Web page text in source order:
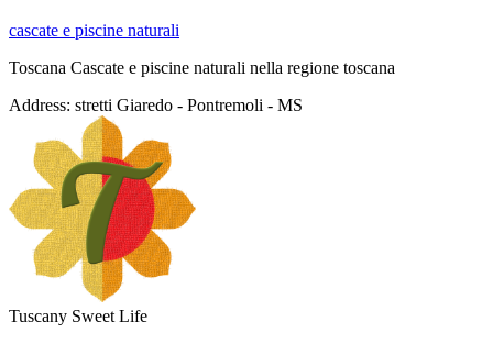
cascate e piscine naturali
Toscana Cascate e piscine naturali nella regione toscana
Address: stretti Giaredo - Pontremoli - MS
Tuscany Sweet Life